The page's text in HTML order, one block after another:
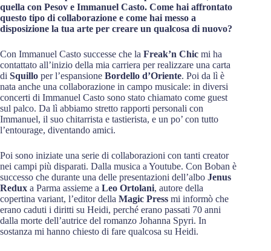
quella con Pesov e Immanuel Casto. Come hai affrontato
questo tipo di collaborazione e come hai messo a
disposizione la tua arte per creare un qualcosa di nuovo?
Con Immanuel Casto successe che la Freak’n Chic mi ha
contattato all’inizio della mia carriera per realizzare una carta
di Squillo per l’espansione Bordello d’Oriente. Poi da lì è
nata anche una collaborazione in campo musicale: in diversi
concerti di Immanuel Casto sono stato chiamato come guest
sul palco. Da lì abbiamo stretto rapporti personali con
Immanuel, il suo chitarrista e tastierista, e un po’ con tutto
l’entourage, diventando amici.
Poi sono iniziate una serie di collaborazioni con tanti creator
nei campi più disparati. Dalla musica a Youtube. Con Boban è
successo che durante una delle presentazioni dell’albo Jenus
Redux a Parma assieme a Leo Ortolani, autore della
copertina variant, l’editor della Magic Press mi informò che
erano caduti i diritti su Heidi, perché erano passati 70 anni
dalla morte dell’autrice del romanzo Johanna Spyri. In
sostanza mi hanno chiesto di fare qualcosa su Heidi.